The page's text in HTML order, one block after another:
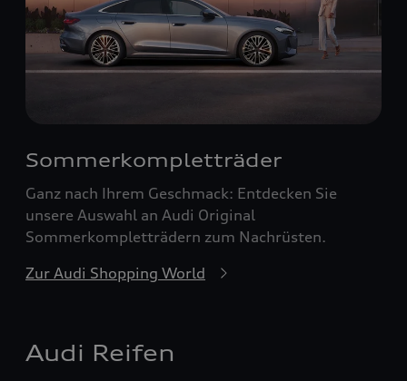
Sommerkompletträder
Ganz nach Ihrem Geschmack: Entdecken Sie
unsere Auswahl an Audi Original
Sommerkompletträdern zum Nachrüsten.
Zur Audi Shopping World
Audi Reifen